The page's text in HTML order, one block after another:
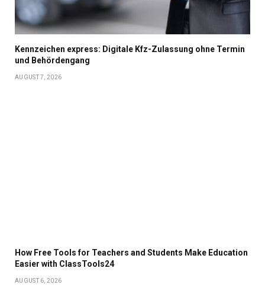
Kennzeichen express: Digitale Kfz-Zulassung ohne Termin
und Behördengang
AUGUST 7, 2026
How Free Tools for Teachers and Students Make Education
Easier with ClassTools24
AUGUST 6, 2026